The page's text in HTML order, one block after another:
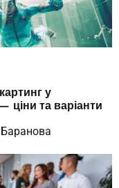
у
ціни та варіанти